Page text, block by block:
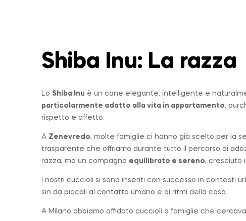
Shiba Inu: La razza
Lo Shiba Inu è un cane elegante, intelligente e
particolarmente adatto alla vita in appartamento,
rispetto e affetto.
A Zenevredo, molte famiglie ci hanno già scelto per la
trasparente che offriamo durante tutto il percorso di
razza, ma un compagno equilibrato e sereno, cresciuto
I nostri cuccioli si sono inseriti con successo in contesti
sin da piccoli al contatto umano e ai ritmi della casa.
A Milano abbiamo affidato cuccioli a famiglie che